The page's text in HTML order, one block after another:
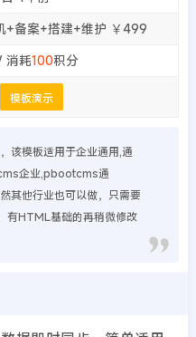
+备案+搭建+维护 ￥499
消耗100积分
模板演示
该模板适用于企业通用,通
企业,pbootcms通
其他行业也可以做，只需要
有HTML基础的再稍微修改